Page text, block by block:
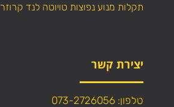
תקלות מנוע נפוצות טויוטה לנד קרוזר
יצירת קשר
טלפון: 073-2726056